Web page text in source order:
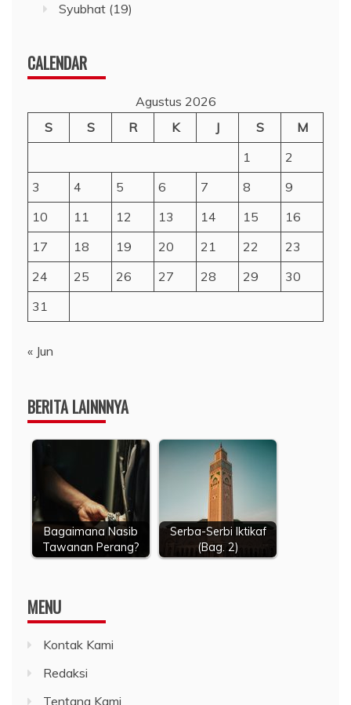
Syubhat (19)
CALENDAR
Agustus 2026
S
S R K J S
M
1
2
3
4 5 6 7 8
9
10
11 12 13 14 15
16
17
18 19 20 21 22
23
24
25 26 27 28 29
30
31
« Jun
BERITA LAINNNYA
Bagaimana Nasib
Tawanan Perang?
Serba-Serbi Iktikaf
(Bag. 2)
MENU
Kontak Kami
Redaksi
Tentang Kami